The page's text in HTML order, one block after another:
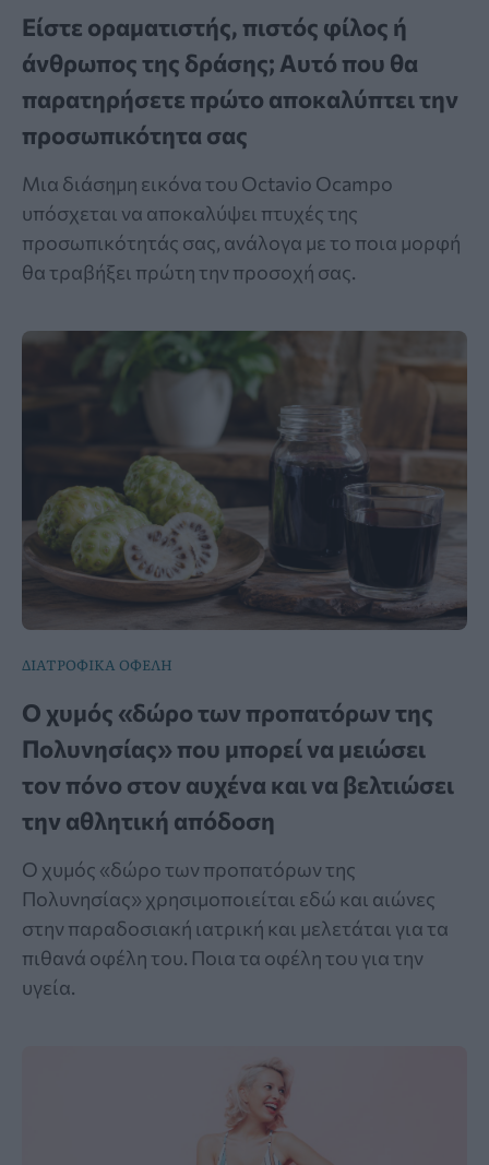
Είστε οραματιστής, πιστός φίλος ή
άνθρωπος της δράσης; Αυτό που θα
παρατηρήσετε πρώτο αποκαλύπτει την
προσωπικότητα σας
Μια διάσημη εικόνα του Octavio Ocampo
υπόσχεται να αποκαλύψει πτυχές της
προσωπικότητάς σας, ανάλογα με το ποια μορφή
θα τραβήξει πρώτη την προσοχή σας.
ΔΙΑΤΡΟΦΙΚΑ ΟΦΕΛΗ
Ο χυμός «δώρο των προπατόρων της
Πολυνησίας» που μπορεί να μειώσει
τον πόνο στον αυχένα και να βελτιώσει
την αθλητική απόδοση
Ο χυμός «δώρο των προπατόρων της
Πολυνησίας» χρησιμοποιείται εδώ και αιώνες
στην παραδοσιακή ιατρική και μελετάται για τα
πιθανά οφέλη του. Ποια τα οφέλη του για την
υγεία.